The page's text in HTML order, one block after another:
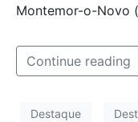
Montemor-o-Novo
Continue reading
Destaque